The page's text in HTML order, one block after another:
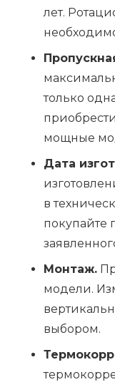
лет.
только
мощные
Дата
в
покупайте
Монтаж.
модели.
выбором.